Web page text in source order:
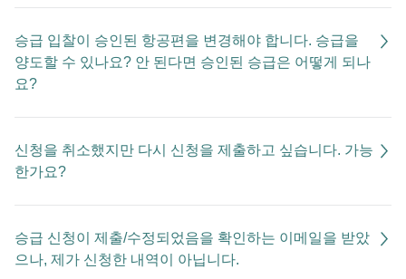
승급 입찰이 승인된 항공편을 변경해야 합니다. 승급을
양도할 수 있나요? 안 된다면 승인된 승급은 어떻게 되나
요?
신청을 취소했지만 다시 신청을 제출하고 싶습니다. 가능
한가요?
승급 신청이 제출/수정되었음을 확인하는 이메일을 받았
으나, 제가 신청한 내역이 아닙니다.